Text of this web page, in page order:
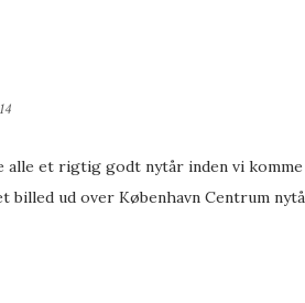
alle et rigtig godt nytår inden vi
billed ud over København Centrum